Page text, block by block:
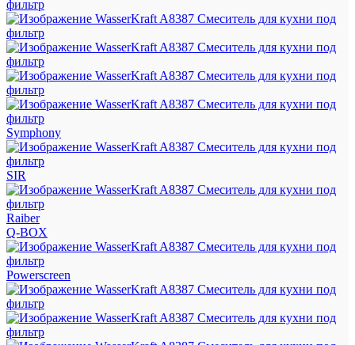
Symphony
SIR
Raiber
Q-BOX
Powerscreen